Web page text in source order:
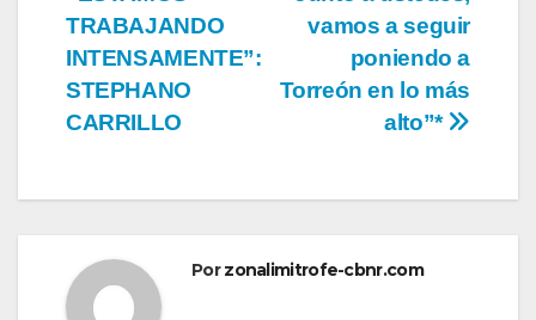
de
entradas
vamos a seguir
poniendo a
Torreón en lo más
alto”*
TRABAJANDO
INTENSAMENTE”:
STEPHANO
CARRILLO
Porzonalimitrofe-cbnr.com